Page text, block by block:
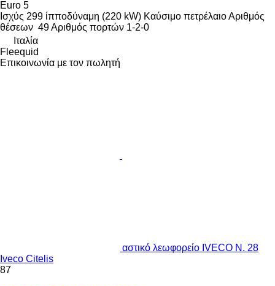
Euro 5
Ισχύς 299 ίπποδύναμη (220 kW) Καύσιμο πετρέλαιοΑριθμός
θέσεων 49Αριθμός πορτών 1-2-0
Ιταλία
Fleequid
Επικοινωνία με τον πωλητή
αστικό λεωφορείο IVECO N. 28
Iveco Citelis
87